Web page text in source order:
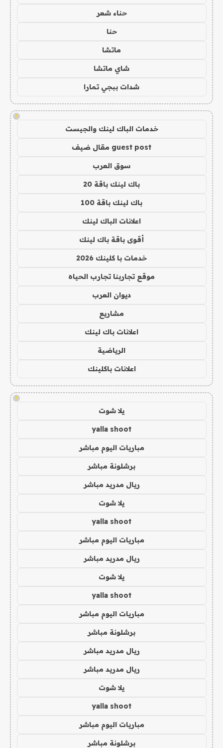
حناء شعر
حنا
ماتشا
شاي ماتشا
شدات ببجي تمارا
!
خدمات الباك لينك والجيست
guest post مقال ضيف
سوق العرب
باك لينك باقة 20
باك لينك باقة 100
اعلانات الباك لينك
أقوى باقة باك لينك
خدمات با كلينك 2026
موقع تجاربنا تجارب الحياه
ديوان العرب
مشاريع
اعلانات باك لينك
الرياضية
اعلانات باكلينك
!
يلا شوت
yalla shoot
مباريات اليوم مباشر
برشلونة مباشر
ريال مدريد مباشر
يلا شوت
yalla shoot
مباريات اليوم مباشر
ريال مدريد مباشر
يلا شوت
yalla shoot
مباريات اليوم مباشر
برشلونة مباشر
ريال مدريد مباشر
ريال مدريد مباشر
يلا شوت
yalla shoot
مباريات اليوم مباشر
برشلونة مباشر